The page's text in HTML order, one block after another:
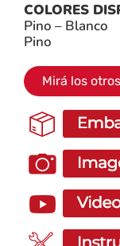
COLORES
Pino – Blanco
Pino
Mirá los